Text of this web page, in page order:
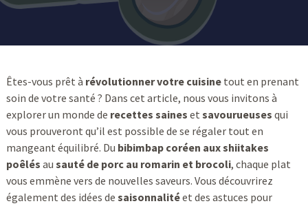
Êtes-vous prêt à révolutionner votre cuisinetout en prenant
soin de votre santé ? Dans cet article, nous vous invitons à
explorer un monde de recettes saines et savourueuses qui
vous prouveront qu’il est possible de se régaler tout en
mangeant équilibré. Du bibimbap coréen aux shiitakes
poêlés au sauté de porc au romarin et brocoli, chaque plat
vous emmène vers de nouvelles saveurs. Vous découvrirez
également des idées de saisonnalitéet des astuces pour